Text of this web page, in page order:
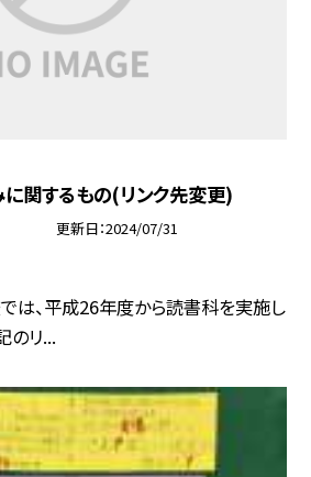
に関するもの(リンク先変更)
更新日 2024/07/31
は、平成26年度から読書科を実施し
のリ...